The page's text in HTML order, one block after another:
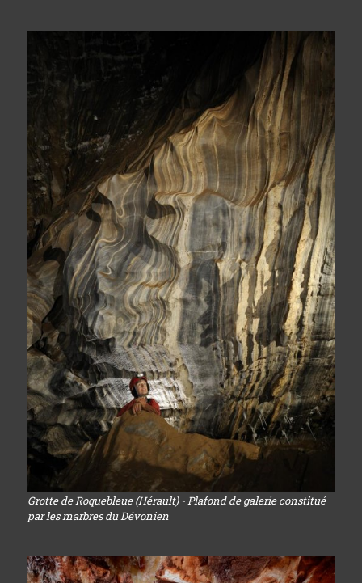
Grotte de Roquebleue (Hérault) - Plafond de galerie constitué
par les marbres du Dévonien